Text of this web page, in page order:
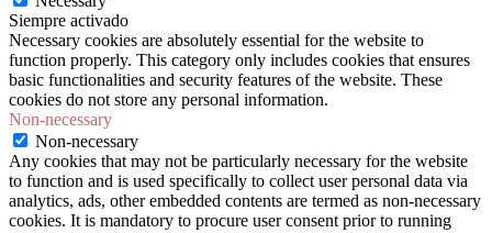
Siempre activado
Necessary cookies are absolutely essential for the website to
function properly. This category only includes cookies that ensures
basic functionalities and security features of the website. These
cookies do not store any personal information.
Non-necessary
Non-necessary
Any cookies that may not be particularly necessary for the website
to function and is used specifically to collect user personal data via
analytics, ads, other embedded contents are termed as non-necessary
cookies. It is mandatory to procure user consent prior to running